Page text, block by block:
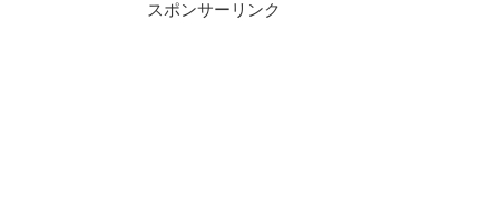
スポンサーリンク